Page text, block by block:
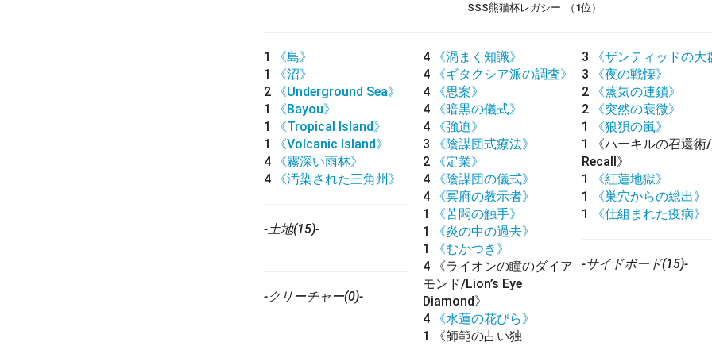
SSS熊猫杯レガシー （1位）
1
《島》
1
《沼》
2
《Underground Sea》
1
《Bayou》
1
《Tropical Island》
1
《Volcanic Island》
4
《霧深い雨林》
4
《汚染された三角州》
-土地(15)-
-クリーチャー(0)-
4
《渦まく知識》
4
《ギタクシア派の調査》
4
《思案》
4
《暗黒の儀式》
4
《強迫》
3
《陰謀団式療法》
2
《定業》
4
《陰謀団の儀式》
4
《冥府の教示者》
1
《苦悶の触手》
1
《炎の中の過去》
1
《むかつき》
4
《ライオンの瞳のダイア
モンド/Lion’s Eye
Diamond》
4
《水蓮の花びら》
1
《師範の占い独
3
《ザンティッドの大
3
《夜の戦慄》
2
《蒸気の連鎖》
2
《突然の衰微》
1
《狼狽の嵐》
1
《ハーキルの召還術
Recall》
1
《紅蓮地獄》
1
《巣穴からの総出》
1
《仕組まれた疫病》
-サイドボード(15)-